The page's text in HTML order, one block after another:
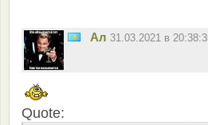
Ал 31.03.2021 в
Quote: